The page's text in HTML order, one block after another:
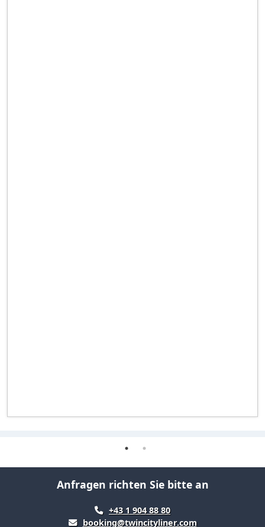
Anfragen richten Sie bitte an
+43 1 904 88 80
booking@twincityliner.com